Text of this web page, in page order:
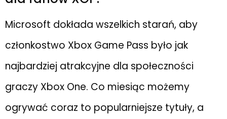
Microsoft dokłada wszelkich starań, aby
członkostwo Xbox Game Pass było jak
najbardziej atrakcyjne dla społeczności
graczy Xbox One. Co miesiąc możemy
ogrywać coraz to popularniejsze tytuły, a